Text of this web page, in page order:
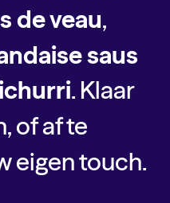
de veau,
saus
. Klaar
of af te
eigen touch.